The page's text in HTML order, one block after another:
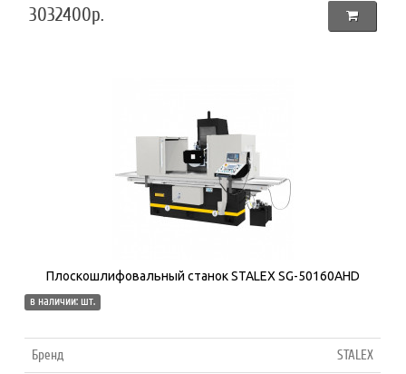
3032400р.
Плоскошлифовальный станок STALEX SG-50160AHD
в наличии: шт.
Бренд STALEX